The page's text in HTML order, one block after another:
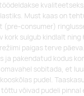
Must kaas on
(pre-consumer)
kork sulgub kindlalt ning
paigas terve
ja pakendatud kodus
sobitada, et
pudel.
võivad pudeli pinnal